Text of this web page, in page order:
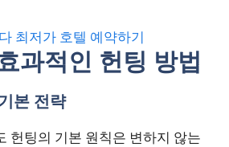
최저가 호텔 예약하기
과적인 헌팅 방법
본 전략
헌팅의 기본 원칙은 변하지 않는